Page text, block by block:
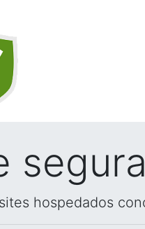
hospedados